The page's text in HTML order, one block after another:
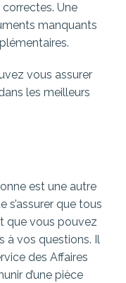
Une
manquants
vous assurer
les meilleurs
est une autre
que tous
que vous pouvez
à vos questions. Il
des Affaires
d’une pièce